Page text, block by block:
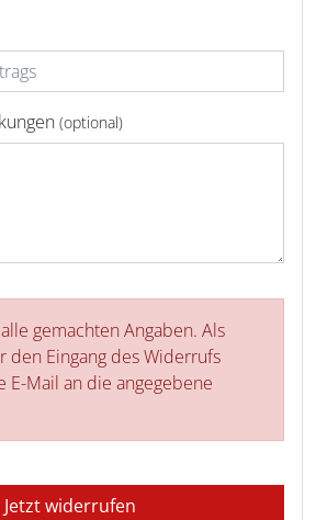
(optional)
gemachten Angaben. Als
den Eingang des Widerrufs
E-Mail an die angegebene
Jetzt widerrufen